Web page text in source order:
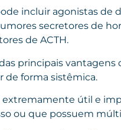
incluir agonistas de
secretores de
de ACTH.
principais vantagens
de forma sistêmica.
extremamente útil e
ou que possuem